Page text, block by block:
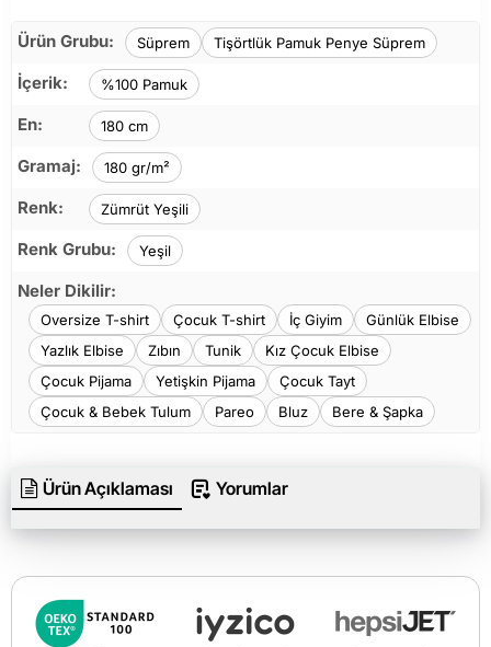
Ürün Grubu: Süprem Tişörtlük Pamuk Penye Süprem
İçerik: %100 Pamuk
En: 180 cm
Gramaj: 180 gr/m²
Renk: Zümrüt Yeşili
Renk Grubu: Yeşil
Neler Dikilir:
Oversize T-shirt Çocuk T-shirt İç Giyim
Günlük Elbise
Yazlık Elbise
Zıbın Tunik
Kız Çocuk Elbise
Çocuk Pijama
Yetişkin Pijama
Çocuk Tayt
Çocuk & Bebek Tulum
Pareo Bluz Bere & Şapka
Ürün Açıklaması Yorumlar